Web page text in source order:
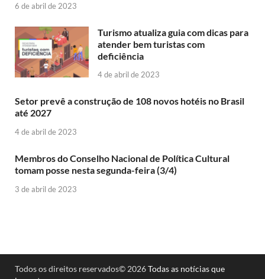
6 de abril de 2023
Turismo atualiza guia com dicas para
atender bem turistas com
deficiência
4 de abril de 2023
Setor prevê a construção de 108 novos hotéis no Brasil
até 2027
4 de abril de 2023
Membros do Conselho Nacional de Política Cultural
tomam posse nesta segunda-feira (3/4)
3 de abril de 2023
Todos os direitos reservados© 2026Todas as notícias que